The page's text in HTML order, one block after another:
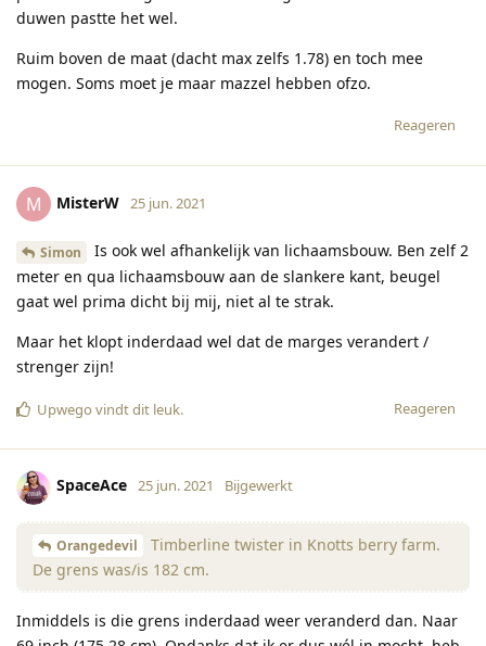
duwen pastte het wel.
Ruim boven de maat (dacht max zelfs 1.78) en toch mee
mogen. Soms moet je maar mazzel hebben ofzo.
Reageren
M MisterW 25 jun. 2021
Simon
Is ook wel afhankelijk van lichaamsbouw. Ben zelf 2
meter en qua lichaamsbouw aan de slankere kant, beugel
gaat wel prima dicht bij mij, niet al te strak.
Maar het klopt inderdaad wel dat de marges verandert /
strenger zijn!
Reageren
Upwego vindt dit leuk.
SpaceAce 25 jun. 2021 Bijgewerkt
Orangedevil
Timberline twister in Knotts berry farm.
De grens was/is 182 cm.
Inmiddels is die grens inderdaad weer veranderd dan. Naar